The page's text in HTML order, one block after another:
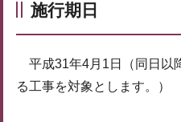
施行期日
平成31年4月1日（同日以
る工事を対象とします。）